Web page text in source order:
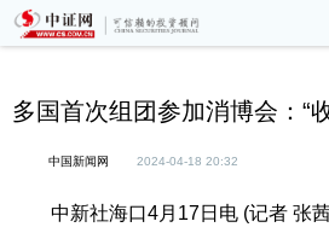
多国首次组团参加消博会：“
中国新闻网 2024-04-18 20:32
中新社海口4月17日电 (记者 张茜